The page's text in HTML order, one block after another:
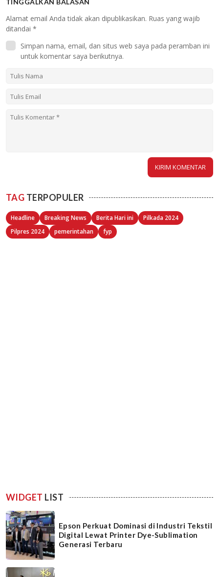
Alamat email Anda tidak akan dipublikasikan. Ruas yang wajib
ditandai *
Simpan nama, email, dan situs web saya pada peramban ini
untuk komentar saya berikutnya.
TAG TERPOPULER
Headline Breaking News Berita Hari ini
Pilkada 2024
Pilpres 2024
pemerintahan fyp
WIDGET LIST
Epson Perkuat Dominasi di Industri Tekstil
Digital Lewat Printer Dye-Sublimation
Generasi Terbaru